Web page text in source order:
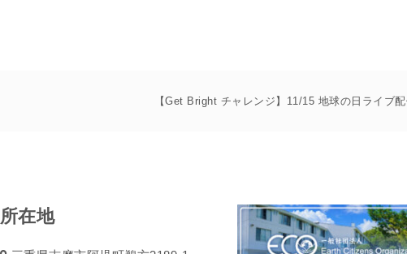
【Get Bright チャレンジ】11/15 地球の日ライブ
所在地